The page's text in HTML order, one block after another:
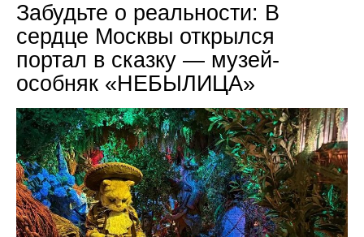
Забудьте о реальности: В
сердце Москвы открылся
портал в сказку — музей-
особняк «НЕБЫЛИЦА»